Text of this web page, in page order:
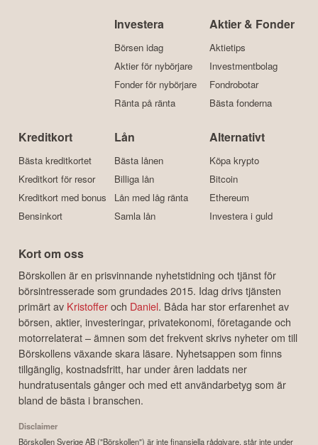
Investera
Börsen idag
Aktier för nybörjare
Fonder för nybörjare
Ränta på ränta
Aktier & Fonder
Aktietips
Investmentbolag
Fondrobotar
Bästa fonderna
Kreditkort
Bästa kreditkortet
Kreditkort för resor
Kreditkort med bonus
Bensinkort
Lån
Bästa lånen
Billiga lån
Lån med låg ränta
Samla lån
Alternativt
Köpa krypto
Bitcoin
Ethereum
Investera i guld
Kort om oss
Börskollen är en prisvinnande nyhetstidning och tjänst för
börsintresserade som grundades 2015. Idag drivs tjänsten
primärt av Kristofferoch Daniel. Båda har stor erfarenhet av
börsen, aktier, investeringar, privatekonomi, företagande och
motorrelaterat – ämnen som det frekvent skrivs nyheter om till
Börskollens växande skara läsare. Nyhetsappen som finns
tillgänglig, kostnadsfritt, har under åren laddats ner
hundratusentals gånger och med ett användarbetyg som är
bland de bästa i branschen.
Disclaimer
Börskollen Sverige AB ("Börskollen") är inte finansiella rådgivare, står inte under